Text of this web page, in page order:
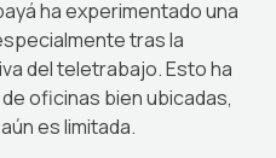
ha experimentado una
tras la
del teletrabajo. Esto ha
oficinas bien ubicadas,
es limitada.